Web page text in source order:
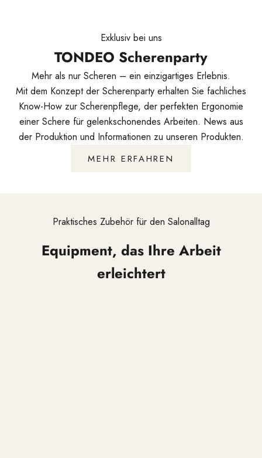
Exklusiv bei uns
TONDEO Scherenparty
Mehr als nur Scheren – ein einzigartiges Erlebnis.
Mit dem Konzept der Scherenparty erhalten Sie fachliches
Know-How zur Scherenpflege, der perfekten Ergonomie
einer Schere für gelenkschonendes Arbeiten. News aus
der Produktion und Informationen zu unseren Produkten.
MEHR ERFAHREN
Praktisches Zubehör für den Salonalltag
Equipment, das Ihre Arbeit
erleichtert